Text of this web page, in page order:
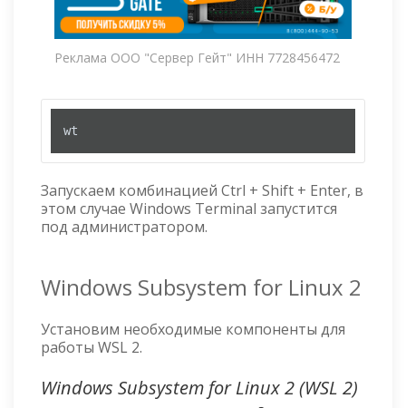
Реклама ООО "Сервер Гейт" ИНН 7728456472
wt
Запускаем комбинацией Ctrl + Shift + Enter, в
этом случае Windows Terminal запустится
под администратором.
Windows Subsystem for Linux 2
Установим необходимые компоненты для
работы WSL 2.
Windows Subsystem for Linux 2 (WSL 2)